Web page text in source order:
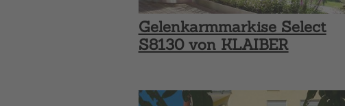
Gelenkarmmarkise Select
S8130 von KLAIBER